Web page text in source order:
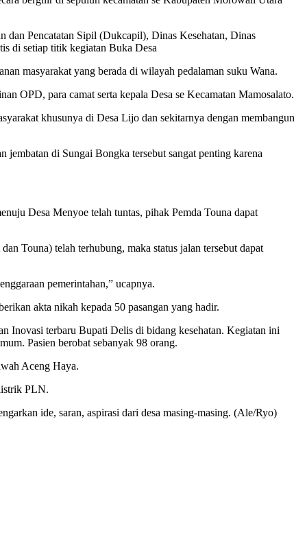
dan Pencatatan Sipil (Dukcapil), Dinas Kesehatan, Dinas
di setiap titik kegiatan Buka Desa
masyarakat yang berada di wilayah pedalaman suku Wana.
OPD, para camat serta kepala Desa se Kecamatan Mamosalato.
khusunya di Desa Lijo dan sekitarnya dengan membangun
jembatan di Sungai Bongka tersebut sangat penting karena
Desa Menyoe telah tuntas, pihak Pemda Touna dapat
Touna) telah terhubung, maka status jalan tersebut dapat
pemerintahan,” ucapnya.
akta nikah kepada 50 pasangan yang hadir.
Inovasi terbaru Bupati Delis di bidang kesehatan. Kegiatan ini
Pasien berobat sebanyak 98 orang.
Aceng Haya.
PLN.
ide, saran, aspirasi dari desa masing-masing. (Ale/Ryo)